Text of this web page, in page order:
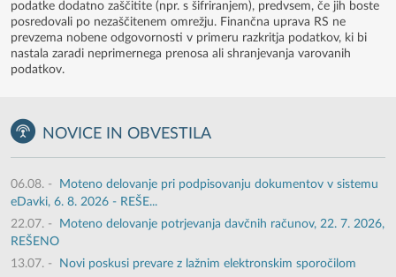
podatke dodatno zaščitite (npr. s šifriranjem), predvsem, če jih boste
posredovali po nezaščitenem omrežju. Finančna uprava RS ne
prevzema nobene odgovornosti v primeru razkritja podatkov, ki bi
nastala zaradi neprimernega prenosa ali shranjevanja varovanih
podatkov.
NOVICE IN OBVESTILA
06.08. -
Moteno delovanje pri podpisovanju dokumentov v sistemu
eDavki, 6. 8. 2026 - REŠE...
22.07. -
Moteno delovanje potrjevanja davčnih računov, 22. 7. 2026,
REŠENO
13.07. -
Novi poskusi prevare z lažnim elektronskim sporočilom